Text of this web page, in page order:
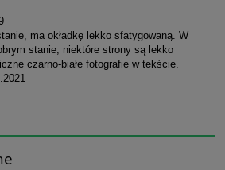
ma okładkę lekko sfatygowaną. W
stanie, niektóre strony są lekko
czarno-białe fotografie w tekście.